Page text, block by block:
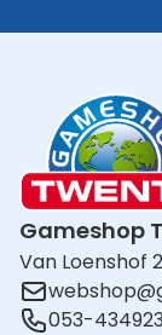
Gameshop
Van Loenshof
053-